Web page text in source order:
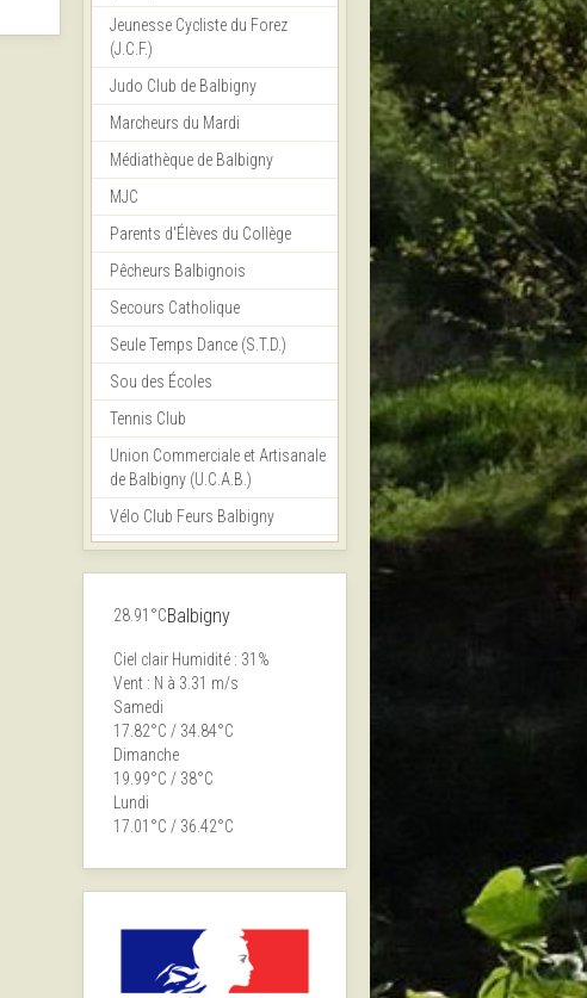
Jeunesse Cycliste du Forez
(J.C.F.)
Judo Club de Balbigny
Marcheurs du Mardi
Médiathèque de Balbigny
MJC
Parents d'Élèves du Collège
Pêcheurs Balbignois
Secours Catholique
Seule Temps Dance (S.T.D.)
Sou des Écoles
Tennis Club
Union Commerciale et Artisanale
de Balbigny (U.C.A.B.)
Vélo Club Feurs Balbigny
28.91°CBalbigny
Ciel clair Humidité : 31%
Vent : N à 3.31 m/s
Samedi
17.82°C / 34.84°C
Dimanche
19.99°C / 38°C
Lundi
17.01°C / 36.42°C